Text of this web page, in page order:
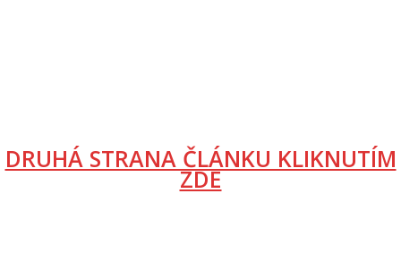
DRUHÁ STRANA ČLÁNKU KLIKNUTÍM
ZDE